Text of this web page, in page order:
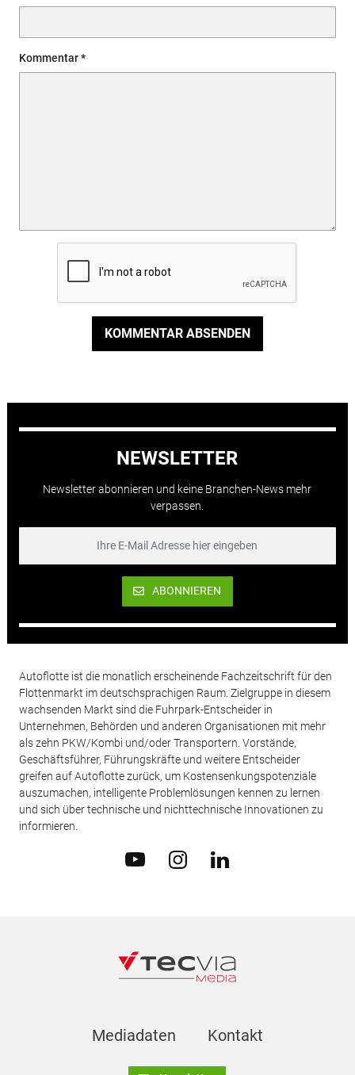
Kommentar
KOMMENTAR ABSENDEN
NEWSLETTER
Newsletter abonnieren und keine Branchen-News mehr
verpassen.
ABONNIEREN
Autoflotte ist die monatlich erscheinende Fachzeitschrift für den
Flottenmarkt im deutschsprachigen Raum. Zielgruppe in diesem
wachsenden Markt sind die Fuhrpark-Entscheider in
Unternehmen, Behörden und anderen Organisationen mit mehr
als zehn PKW/Kombi und/oder Transportern. Vorstände,
Geschäftsführer, Führungskräfte und weitere Entscheider
greifen auf Autoflotte zurück, um Kostensenkungspotenziale
auszumachen, intelligente Problemlösungen kennen zu lernen
und sich über technische und nichttechnische Innovationen zu
informieren.
Mediadaten Kontakt